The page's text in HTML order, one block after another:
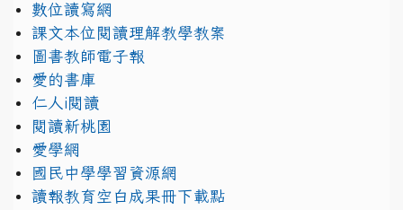
數位讀寫網
課文本位閱讀理解教學教案
圖書教師電子報
愛的書庫
仁人i閱讀
閱讀新桃園
愛學網
國民中學學習資源網
讀報教育空白成果冊下載點